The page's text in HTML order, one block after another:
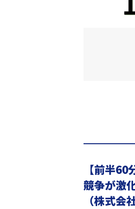
【前半60
競争が激
（株式会